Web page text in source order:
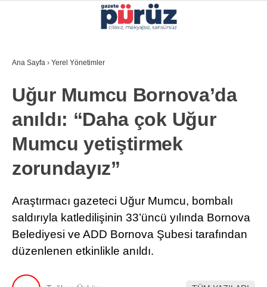
WhatsApp İhbar Hattı
33.6
YEREL YÖNETIMLER
GÜNCEL
EKONOMI
POLITIKA
KÜLTÜR-SANAT
Ana Sayfa › Yerel Yönetimler
Uğur Mumcu Bornova’da
anıldı: “Daha çok Uğur
Mumcu yetiştirmek
zorundayız”
Araştırmacı gazeteci Uğur Mumcu, bombalı
saldırıyla katledilişinin 33’üncü yılında Bornova
Belediyesi ve ADD Bornova Şubesi tarafından
düzenlenen etkinlikle anıldı.